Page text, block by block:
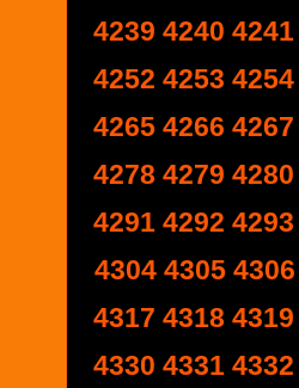
4239 4240 4241
4252 4253 4254
4265 4266 4267
4278 4279 4280
4291 4292 4293
4304 4305 4306
4317 4318 4319
4330 4331 4332